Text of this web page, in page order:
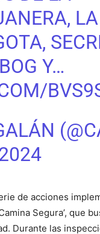
, LA
,
Y…
de acciones
Segura’, que
Durante las